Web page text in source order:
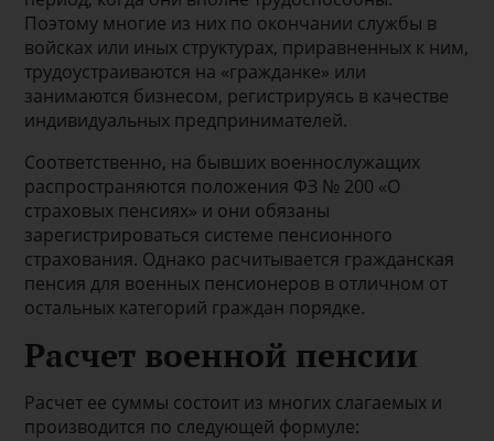
Поэтому многие из них по окончании службы в
войсках или иных структурах, приравненных к ним,
трудоустраиваются на «гражданке» или
занимаются бизнесом, регистрируясь в качестве
индивидуальных предпринимателей.
Соответственно, на бывших военнослужащих
распространяются положения ФЗ № 200 «О
страховых пенсиях» и они обязаны
зарегистрироваться системе пенсионного
страхования. Однако расчитывается гражданская
пенсия для военных пенсионеров в отличном от
остальных категорий граждан порядке.
Расчет военной пенсии
Расчет ее суммы состоит из многих слагаемых и
производится по следующей формуле: